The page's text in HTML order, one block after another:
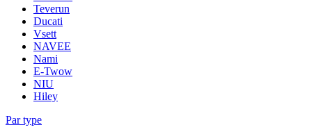
Teverun
Ducati
Vsett
NAVEE
Nami
E-Twow
NIU
Hiley
Par type